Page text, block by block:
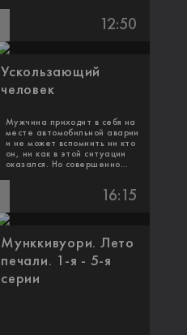
12:50
Ускользающий
человек
Мужчина приходит в себя на
месте автомобильной аварии
и не может вспомнить ни кто
он, ни как в этой ситуации
оказался. Но совершенно...
16:15
Мунккивуори. Лето
печали. 1-я - 5-я
серии